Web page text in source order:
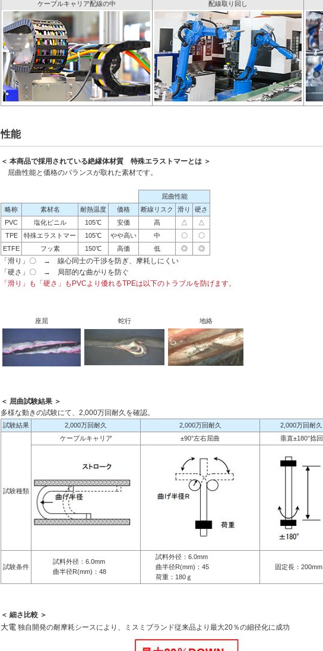
ケーブルキャリア配線の中
配線取り回し
性能
＜ 本商品で採用されている絶縁体材質 特殊エラストマーとは ＞
屈曲性能と価格のバランスが取れた素材です。
屈曲性能
略称
素材名 耐熱温度 価格 断線リスク 滑り
硬さ
PVC
塩化ビニル 105℃ 安価 高 △
△
TPE
特殊エラストマー 105℃ やや高い 中 〇
〇
ETFE
フッ素 150℃ 高価 低 ◎ ◎
「滑り」〇 → 線心同士の干渉を防ぎ、摩耗しにくい
「硬さ」〇 → 局部的な曲がりを防ぐ
「滑り」も「硬さ」もPVCより優れるTPEは以下のトラブルを防げます。
座屈 蛇行 地絡
＜ 屈曲試験結果 ＞
多様な動きの試験にて、2,000万回耐久を確認。
試験結果 2,000万回耐久 2,000万回耐久 2,000万回耐久
試験種類
ケーブルキャリア ±90°左右屈曲 垂直±180°捻回
試験条件
試料外径：6.0mm
曲半径R(mm)：48
試料外径：6.0mm
曲半径R(mm)：45
荷重：180ｇ
固定長：200mm
＜ 細さ比較 ＞
大電 独自開発の耐摩耗シースにより、ミスミブランド従来品より最大20％の細径化に成功